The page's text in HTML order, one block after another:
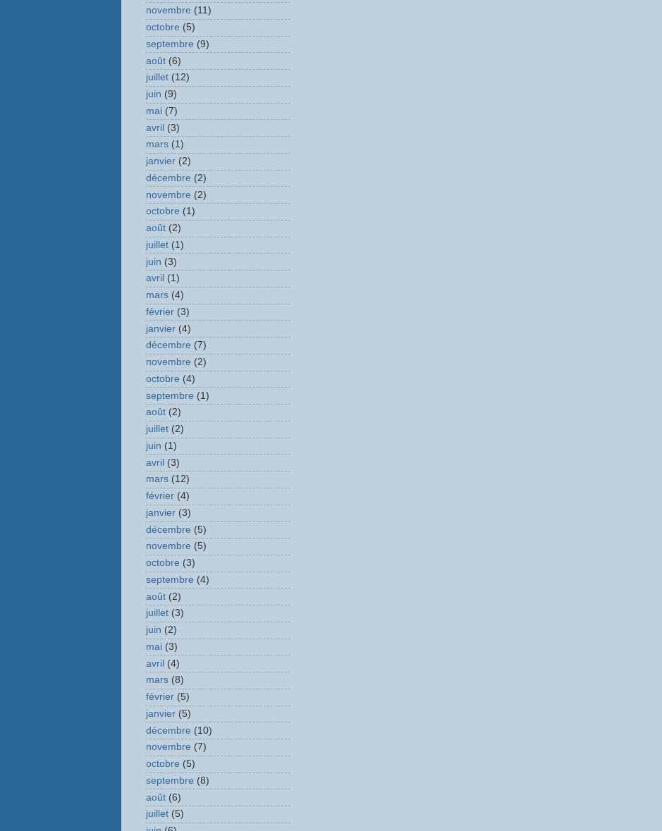
novembre (11)
octobre (5)
septembre (9)
août (6)
juillet (12)
juin (9)
mai (7)
avril (3)
mars (1)
janvier (2)
décembre (2)
novembre (2)
octobre (1)
août (2)
juillet (1)
juin (3)
avril (1)
mars (4)
février (3)
janvier (4)
décembre (7)
novembre (2)
octobre (4)
septembre (1)
août (2)
juillet (2)
juin (1)
avril (3)
mars (12)
février (4)
janvier (3)
décembre (5)
novembre (5)
octobre (3)
septembre (4)
août (2)
juillet (3)
juin (2)
mai (3)
avril (4)
mars (8)
février (5)
janvier (5)
décembre (10)
novembre (7)
octobre (5)
septembre (8)
août (6)
juillet (5)